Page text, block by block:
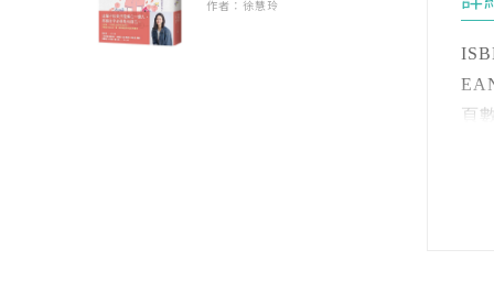
・
延
詞
致謝
頁
作者：徐慧玲